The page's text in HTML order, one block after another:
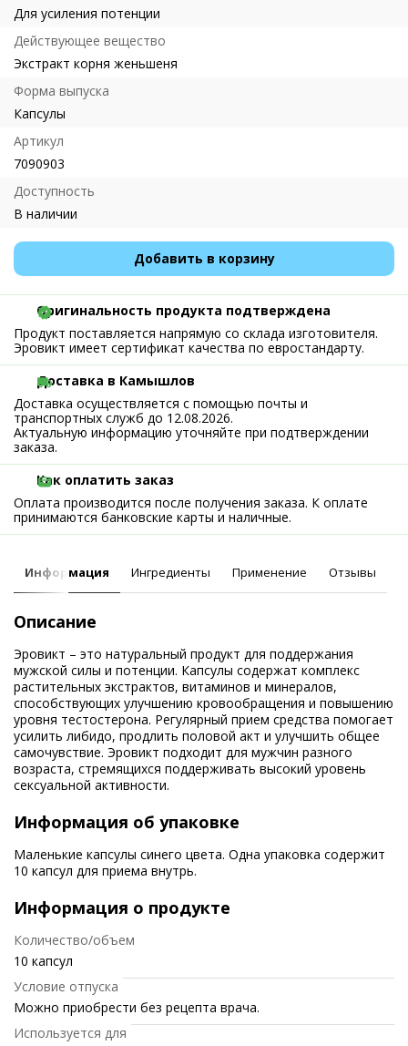
Для усиления потенции
Действующее вещество
Экстракт корня женьшеня
Форма выпуска
Капсулы
Артикул
7090903
Доступность
В наличии
Добавить в корзину
Оригинальность продукта подтверждена
Продукт поставляется напрямую со склада изготовителя.
Эровикт имеет сертификат качества по евростандарту.
Доставка в Камышлов
Доставка осуществляется с помощью почты и
транспортных служб до 12.08.2026.
Актуальную информацию уточняйте при подтверждении
заказа.
Как оплатить заказ
Оплата производится после получения заказа. К оплате
принимаются банковские карты и наличные.
Информация Ингредиенты Применение Отзывы
Описание
Эровикт – это натуральный продукт для поддержания
мужской силы и потенции. Капсулы содержат комплекс
растительных экстрактов, витаминов и минералов,
способствующих улучшению кровообращения и повышению
уровня тестостерона. Регулярный прием средства помогает
усилить либидо, продлить половой акт и улучшить общее
самочувствие. Эровикт подходит для мужчин разного
возраста, стремящихся поддерживать высокий уровень
сексуальной активности.
Информация об упаковке
Маленькие капсулы синего цвета. Одна упаковка содержит
10 капсул для приема внутрь.
Информация о продукте
Количество/объем
10 капсул
Условие отпуска
Можно приобрести без рецепта врача.
Используется для